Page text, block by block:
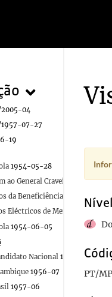
2005-04
07-27
19
1954-05-28
ao General Craveiro Lopes
da Beneficiência Portuguesa do
Eléctricos de Mem-Martins,
1954-06-05
Nacional 1951-07
1956-07
1957-06
PT/